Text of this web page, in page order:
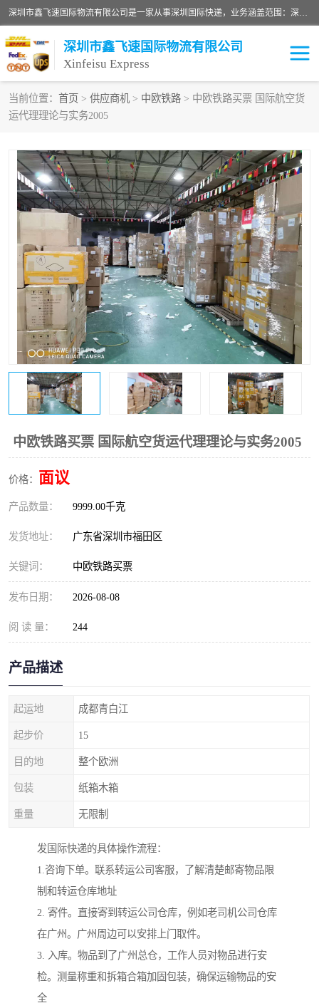
深圳市鑫飞速国际物流有限公司是一家从事深圳国际快递，业务涵盖范围：深圳DHL国际快递、深圳国际快递公司、深圳国际物流公司、深圳国际快递、深圳DHL国际快递电话可拨打全国服务热线：15019287411。欢迎各位亲来人来电到我司洽谈合作。
深圳市鑫飞速国际物流有限公司
Xinfeisu Express
当前位置： 首页 > 供应商机 > 中欧铁路 > 中欧铁路买票 国际航空货
运代理理论与实务2005
中欧铁路买票 国际航空货运代理理论与实务2005
价格： 面议
产品数量： 9999.00千克
发货地址： 广东省深圳市福田区
关键词： 中欧铁路买票
发布日期： 2026-08-08
阅 读 量： 244
产品描述
起运地 成都青白江
起步价 15
目的地 整个欧洲
包装 纸箱木箱
重量 无限制
发国际快递的具体操作流程：
1.咨询下单。联系转运公司客服，了解清楚邮寄物品限
制和转运仓库地址
2. 寄件。直接寄到转运公司仓库，例如老司机公司仓库
在广州。广州周边可以安排上门取件。
3. 入库。物品到了广州总仓，工作人员对物品进行安
检。测量称重和拆箱合箱加固包装，确保运输物品的安
全
联邦快递
俄罗斯快递 巴西快递
深圳DHL国际快递 伊朗快递
UPS国际快递 深圳国际快递公司
深圳国际物流公司 深圳国际快递电话
DHL国际快递电话 深圳国际快递
新能源电池出口物流